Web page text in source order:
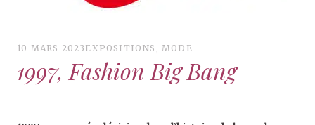
ItArtBag
10 MARS 2023 EXPOSITIONS MODE
1997, Fashion Big Bang